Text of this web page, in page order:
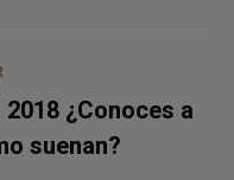
¿Conoces a
suenan?